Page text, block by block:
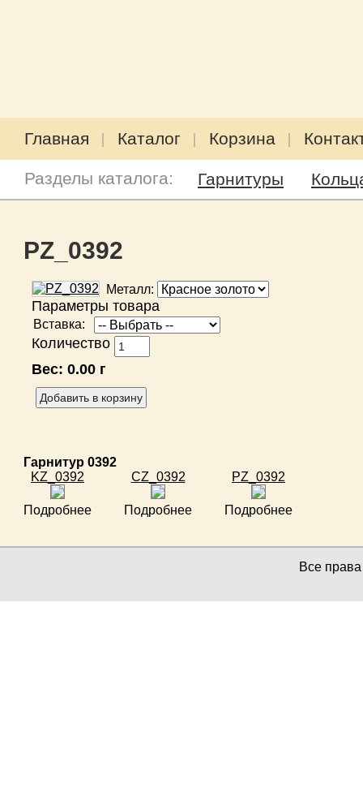
Главная Каталог Корзина
Разделы каталога: Гарнитуры
PZ_0392
Металл:
Параметры товара
Вставка:
Количество
Вес: 0.00 г
Гарнитур 0392
KZ_0392
Подробнее
CZ_0392
Подробнее
PZ_0392
Подробнее
Все